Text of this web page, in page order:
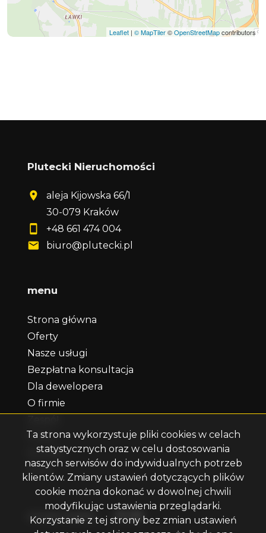
Leaflet | © MapTiler©OpenStreetMapcontributors
Plutecki Nieruchomości
aleja Kijowska 66/1
30-079 Kraków
+48 661 474 004
biuro@plutecki.pl
menu
Strona główna
Oferty
Nasze usługi
Bezpłatna konsultacja
Dla dewelopera
O firmie
Praca
Kontakt
Rodo
social media Facebook
Facebook
Facebook
Ta strona wykorzystuje pliki cookies w celach
statystycznych oraz w celu dostosowania
naszych serwisów do indywidualnych potrzeb
klientów. Zmiany ustawień dotyczących plików
cookie można dokonać w dowolnej chwili
modyfikując ustawienia przeglądarki.
Korzystanie z tej strony bez zmian ustawień